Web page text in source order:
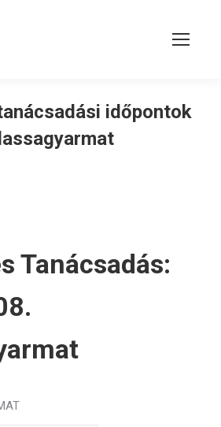
időpontok
Tanácsadás: